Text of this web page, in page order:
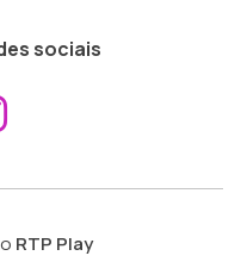
sociais
ao
RTP Play